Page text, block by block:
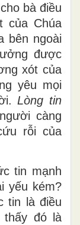
bà điều
của Chúa
bên ngoài
được
xót của
yêu mọi
Lòng tin
càng
rỗi của
tin mạnh
yếu kém?
tin là điều
thấy đó là